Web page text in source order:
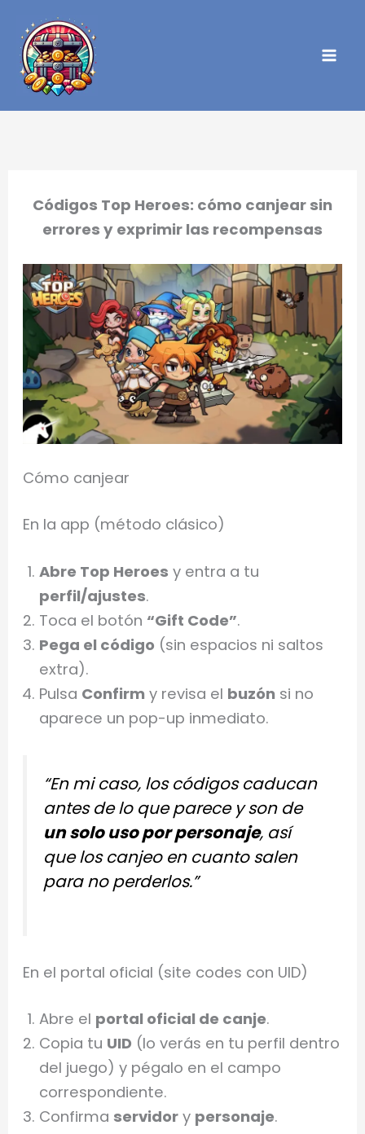
contenido
Códigos Top Heroes: cómo canjear sin
errores y exprimir las recompensas
Cómo canjear
En la app (método clásico)
Abre Top Heroes y entra a tu
perfil/ajustes.
Toca el botón “Gift Code”.
Pega el código (sin espacios ni saltos
extra).
Pulsa Confirm y revisa el buzón si no
aparece un pop-up inmediato.
“En mi caso, los códigos caducan
antes de lo que parece y son de
un solo uso por personaje, así
que los canjeo en cuanto salen
para no perderlos.”
En el portal oficial (site codes con UID)
Abre el portal oficial de canje.
Copia tu UID (lo verás en tu perfil dentro
del juego) y pégalo en el campo
correspondiente.
Confirma servidor y personaje.